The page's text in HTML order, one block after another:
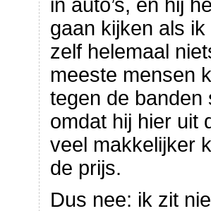
in auto’s, en hij
gaan kijken als
zelf helemaal
meeste mensen
tegen de banden
omdat hij hier uit
veel makkelijker
de prijs.
Dus nee: ik zit